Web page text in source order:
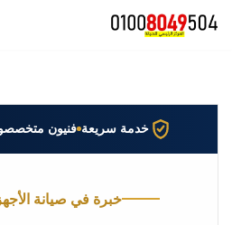
خدمة سريعة فنيون
خبرة في صيانة